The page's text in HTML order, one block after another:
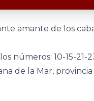
amante de los
números: 10-15-21-
de la Mar,